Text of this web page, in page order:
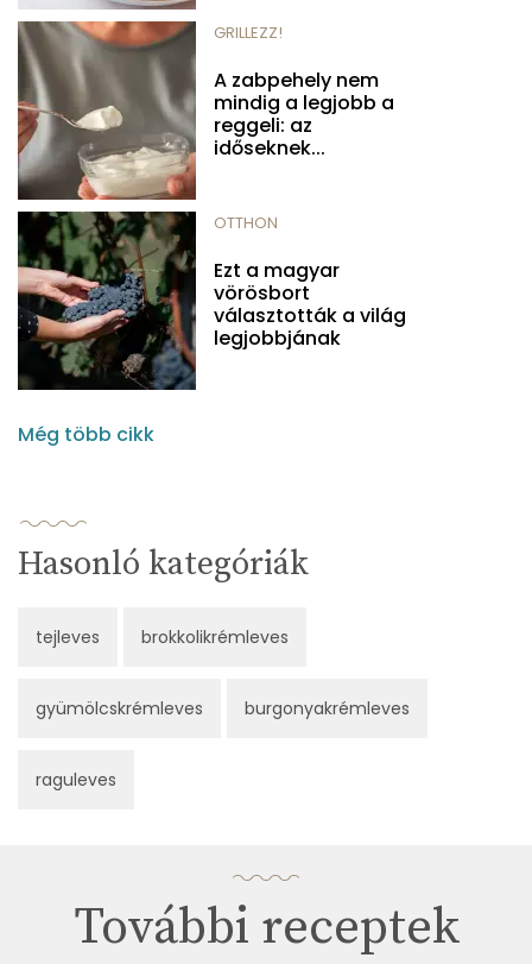
GRILLEZZ!
A zabpehely nem
mindig a legjobb a
reggeli: az
időseknek...
OTTHON
Ezt a magyar
vörösbort
választották a világ
legjobbjának
Még több cikk
Hasonló kategóriák
tejleves brokkolikrémleves
gyümölcskrémleves burgonyakrémleves
raguleves
További receptek